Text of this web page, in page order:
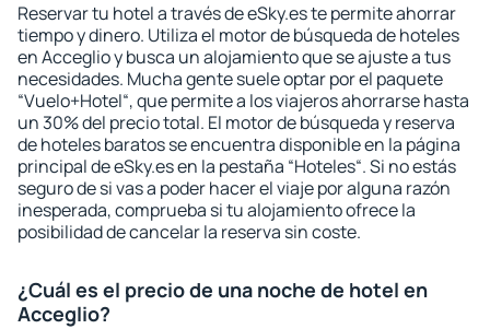
Reservar tu hotel a través de eSky.es te permite ahorrar
tiempo y dinero. Utiliza el motor de búsqueda de hoteles
en Acceglio y busca un alojamiento que se ajuste a tus
necesidades. Mucha gente suele optar por el paquete
“Vuelo+Hotel“, que permite a los viajeros ahorrarse hasta
un 30% del precio total. El motor de búsqueda y reserva
de hoteles baratos se encuentra disponible en la página
principal de eSky.es en la pestaña “Hoteles“. Si no estás
seguro de si vas a poder hacer el viaje por alguna razón
inesperada, comprueba si tu alojamiento ofrece la
posibilidad de cancelar la reserva sin coste.
¿Cuál es el precio de una noche de hotel en
Acceglio?